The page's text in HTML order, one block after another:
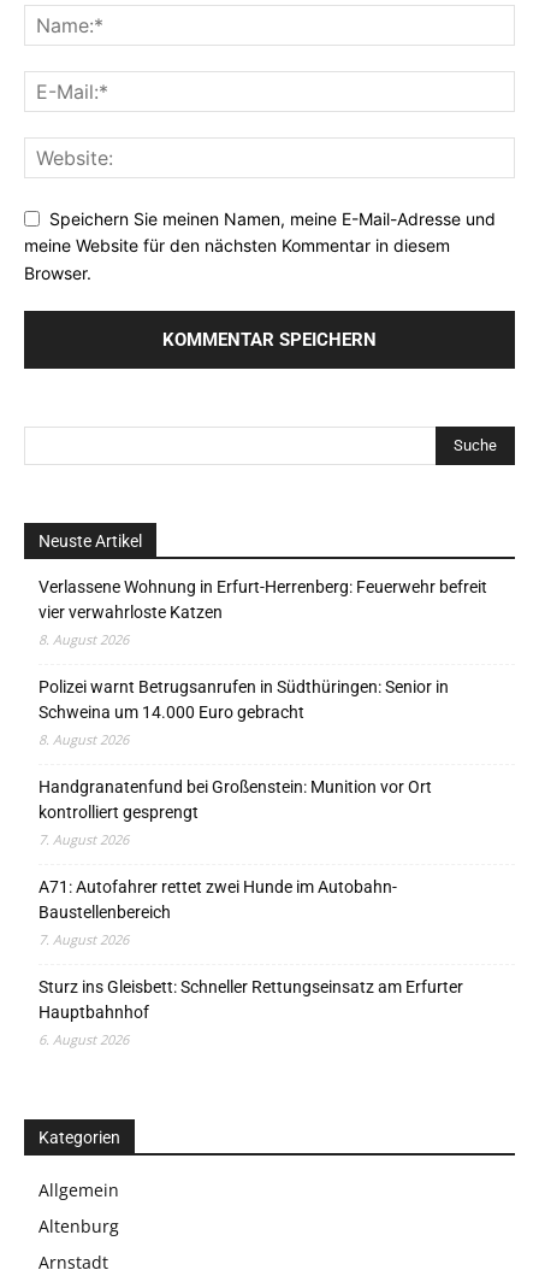
Speichern Sie meinen Namen, meine E-Mail-Adresse und
meine Website für den nächsten Kommentar in diesem
Browser.
Neuste Artikel
Verlassene Wohnung in Erfurt-Herrenberg: Feuerwehr befreit
vier verwahrloste Katzen
8. August 2026
Polizei warnt Betrugsanrufen in Südthüringen: Senior in
Schweina um 14.000 Euro gebracht
8. August 2026
Handgranatenfund bei Großenstein: Munition vor Ort
kontrolliert gesprengt
7. August 2026
A71: Autofahrer rettet zwei Hunde im Autobahn-
Baustellenbereich
7. August 2026
Sturz ins Gleisbett: Schneller Rettungseinsatz am Erfurter
Hauptbahnhof
6. August 2026
Kategorien
Allgemein
Altenburg
Arnstadt